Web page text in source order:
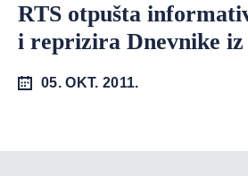
RTS otpušta
i reprizira Dnevnike iz
05. OKT. 2011.